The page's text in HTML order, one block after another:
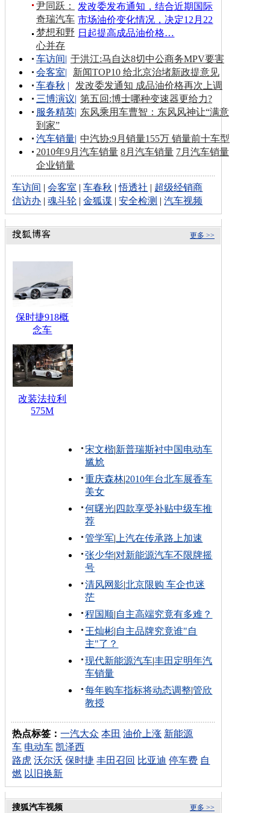
发改委发布通知，结合近期国际
市场油价变化情况，决定12月22
日起提高成品油价格…
尹同跃：
奇瑞汽车
梦想和野
心并存
车访间| 于洪江:马自达8切中公商务MPV要害
会客室|
新闻TOP10 给北京治堵新政提意见
车春秋 |
发改委发通知 成品油价格再次上调
三博演议| 第五回:博士哪种变速器更给力?
服务精英| 东风乘用车曹智：东风风神让“满意
到家”
汽车销量| 中汽协:9月销量155万 销量前十车型
2010年9月汽车销量 8月汽车销量 7月汽车销量
企业销量
车访间 |会客室 |车春秋 |悟透社 | 超级经销商
信访办 |魂斗轮 |金狐谍 |安全检测 |汽车视频
更多 >>
保时捷918概
念车
改装法拉利
575M
宋文楷|新普瑞斯衬中国电动车
尴尬
重庆森林|2010年台北车展香车
美女
何曙光| 四款享受补贴中级车推
荐
管学军| 上汽在传承路上加速
张少华|对新能源汽车不限牌摇
号
清风网影|北京限购 车企也迷
茫
程国顺|自主高端究竟有多难？
王灿彬|自主品牌究竟谁"自
主"了？
现代新能源汽车|丰田定明年汽
车销量
每年购车指标将动态调整|管欣
教授
热点标签：一汽大众 本田 油价上涨 新能源
车 电动车 凯泽西
路虎 沃尔沃 保时捷 丰田召回 比亚迪 停车费 自
燃 以旧换新
更多 >>
搜狐汽车视频